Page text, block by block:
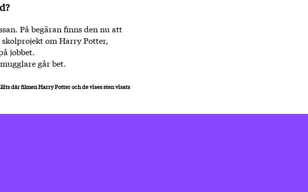
På begäran finns den nu att
om Harry Potter,
jobbet.
går bet.
där filmen Harry Potter och de vises sten visats